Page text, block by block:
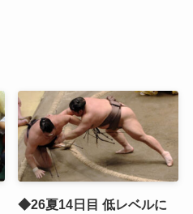
◆26夏14日目 低レベルに